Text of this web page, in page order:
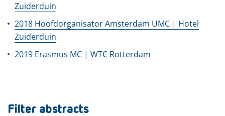
Zuiderduin
2018 Hoofdorganisator Amsterdam UMC | Hotel
Zuiderduin
2019 Erasmus MC | WTC Rotterdam
Filter abstracts